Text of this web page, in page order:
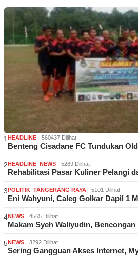
1 HEADLINE 560437 Dilihat
Benteng Cisadane FC Tundukan
2HEADLINE NEWS 5269 Dilihat
Rehabilitasi Pasar Kuliner Pelangi
3POLITIK TANGERANG RAYA 5101 Dilihat
Eni Wahyuni, Caleg Golkar Dapil 1
4NEWS 4565 Dilihat
Makam Syeh Waliyudin,
5NEWS 3292 Dilihat
Sering Gangguan Akses Internet,